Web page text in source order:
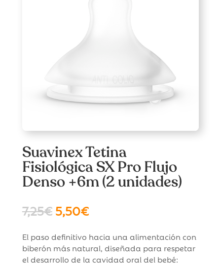
Suavinex Tetina
Fisiológica SX Pro Flujo
Denso +6m (2 unidades)
7,25€ El
precio
original
era:
7,25€.
5,50€El
precio
actual
es:
5,50€.
El paso definitivo hacia una alimentación con
biberón más natural, diseñada para respetar
el desarrollo de la cavidad oral del bebé: